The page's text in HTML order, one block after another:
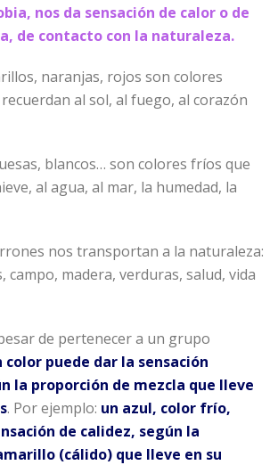
nos da sensación de calor o de
de contacto con la naturaleza.
naranjas, rojos son colores
al sol, al fuego, al corazón
blancos… son colores fríos que
al agua, al mar, la humedad, la
nos transportan a la naturaleza:
campo, madera, verduras, salud, vida
de pertenecer a un grupo
color puede dar la sensación
la proporción de mezcla que lleve
. Por ejemplo: un azul, color frío,
de calidez, según la
(cálido) que lleve en su